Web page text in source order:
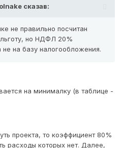
сказав:
не правильно посчитан
но НДФЛ 20%
на базу налогообложения.
на минималку (в таблице -
проекта, то коэффициент 80%
расходы которых нет. Далее,